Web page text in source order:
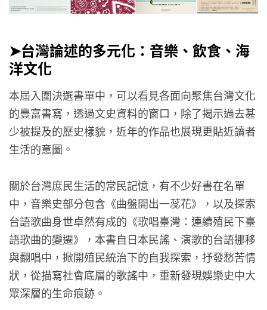
➤台灣論述的多元化：音樂、飲食、海
洋文化
本屆入圍決選書單中，可以看見各面向聚焦台灣文化
的豐富書寫，透過文史資料的窗口，除了揭示過去甚
少被提及的歷史樣貌，近年的作品也展現更貼近讀者
生活的意圖。
關於台灣庶民生活的常民記憶，有不少好書在名單
中，音樂史部分包含《曲盤開出一蕊花》，以及探索
台語歌曲身世卓然有成的《歌唱臺灣：連續殖民下臺
語歌曲的變遷》，本書自日本民謠、演歌的台語挪移
與翻唱中，掀開殖民統治下的自我探索，抒發愁苦情
狀，從描寫社會底層的歌謠中，重新發現娛樂史中大
眾深層的生命痕跡。